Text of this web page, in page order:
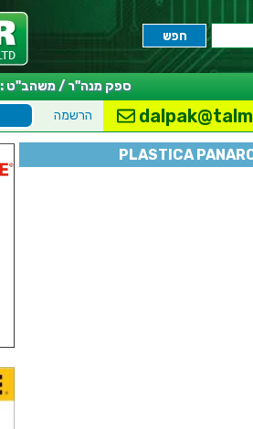
ספק מנה"ר / משהב"ט : 083-
הרשמה
PLASTICA